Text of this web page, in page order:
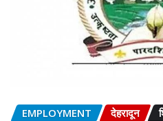
EMPLOYMENT देहरादून